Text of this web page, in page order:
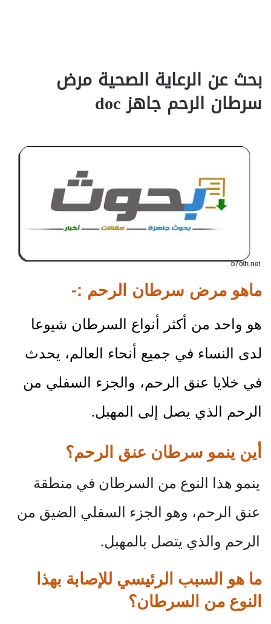
بحث عن الرعاية الصحية مرض
سرطان الرحم جاهز doc‎
ماهو مرض سرطان الرحم :-
هو واحد من أكثر أنواع السرطان شيوعا
لدى النساء في جميع أنحاء العالم، يحدث
في خلايا عنق الرحم، والجزء السفلي من
الرحم الذي يصل إلى المهبل.
أين ينمو سرطان عنق الرحم؟
ينمو هذا النوع من السرطان في منطقة
عنق الرحم، وهو الجزء السفلي الضيق من
الرحم والذي يتصل بالمهبل.
ما هو السبب الرئيسي للإصابة بهذا
النوع من السرطان؟